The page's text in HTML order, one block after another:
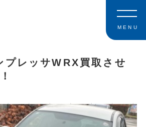
MENU
レッサWRX買取させ